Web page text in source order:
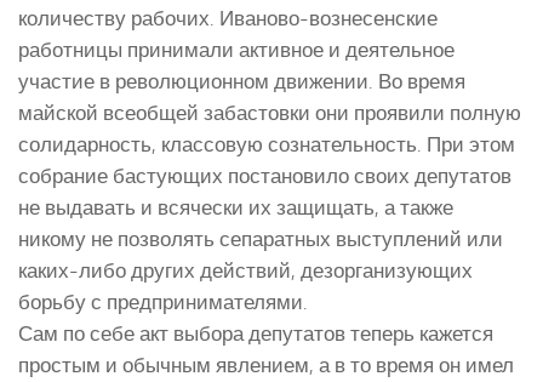
количеству рабочих. Иваново-вознесенские
работницы принимали активное и деятельное
участие в революционном движении. Во время
майской всеобщей забастовки они проявили полную
солидарность, классовую сознательность. При этом
собрание бастующих постановило своих депутатов
не выдавать и всячески их защищать, а также
никому не позволять сепаратных выступлений или
каких-либо других действий, дезорганизующих
борьбу с предпринимателями.
Сам по себе акт выбора депутатов теперь кажется
простым и обычным явлением, а в то время он имел